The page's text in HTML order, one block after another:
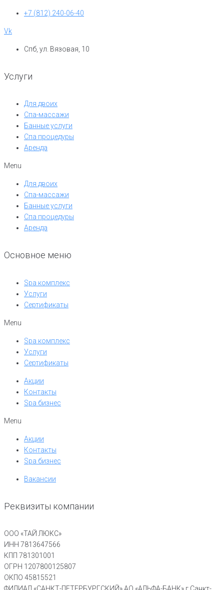
+7 (812) 240-06-40
Vk
Спб, ул. Вязовая, 10
Услуги
Для двоих
Спа-массажи
Банные услуги
Спа процедуры
Аренда
Menu
Для двоих
Спа-массажи
Банные услуги
Спа процедуры
Аренда
Основное меню
Spa комплекс
Услуги
Сертификаты
Menu
Spa комплекс
Услуги
Сертификаты
Акции
Контакты
Spa бизнес
Menu
Акции
Контакты
Spa бизнес
Вакансии
Реквизиты компании
ООО «ТАЙ ЛЮКС»
ИНН 7813647566
КПП 781301001
ОГРН 1207800125807
ОКПО 45815521
ФИЛИАЛ «САНКТ-ПЕТЕРБУРГСКИЙ» АО «АЛЬФА-БАНК» г Санкт-